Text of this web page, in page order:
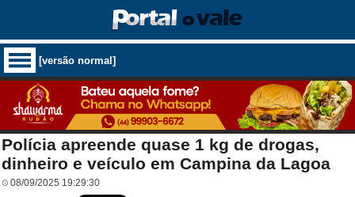
[versão normal]
Polícia apreende quase 1 kg de drogas,
dinheiro e veículo em Campina da Lagoa
08/09/2025 19:29:30